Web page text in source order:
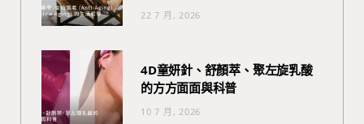
22 7 月, 2026
4D童妍針、舒顏萃、聚左旋乳酸
的方方面面與科普
10 7 月, 2026